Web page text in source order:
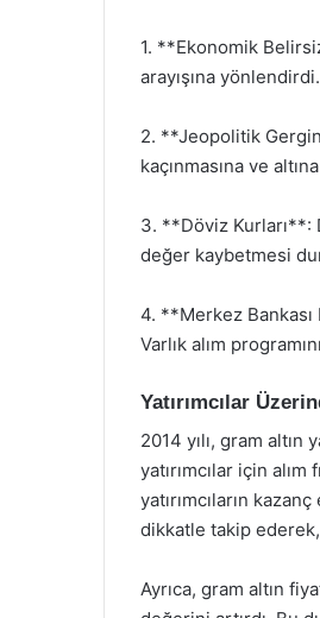
1. **Ekonomik
arayışına
2. **Jeopolitik
kaçınmasına ve
3. **Döviz Kurları**:
değer kaybetmesi
4. **Merkez Bankası
Varlık alım
Yatırımcılar
2014 yılı, gram altın
yatırımcılar için
yatırımcıların
dikkatle takip
Ayrıca, gram altın